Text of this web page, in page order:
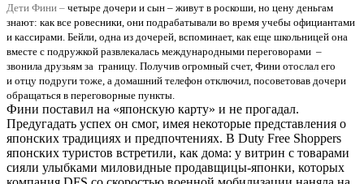
Дети Фини – четыре дочери и сын – живут в роскоши, но цену деньгам
знают: как все ровесники, они подрабатывали во время учебы официантами
и кассирами. Бейли, одна из дочерей, вспоминает, как еще школьницей она
вместе с подружкой развлекалась международными переговорами –
звонила друзьям за границу. Получив огромный счет, Фини отослал его
и отцу подруги тоже, а домашний телефон отключил, посоветовав дочери
обращаться в переговорные пункты.
Фини поставил на «японскую карту» и не прогадал.
Предугадать успех он смог, имея некоторые представления о
японских традициях и предпочтениях. В Duty Free Shoppers
японских туристов встретили, как дома: у витрин с товарами
сияли улыбками миловидные продавщицы-японки, которых